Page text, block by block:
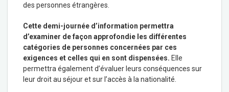
des personnes étrangères.
Cette demi-journée d’information permettra
d’examiner de façon approfondie les différentes
catégories de personnes concernées par ces
exigences et celles qui en sont dispensées. Elle
permettra également d’évaluer leurs conséquences sur
leur droit au séjour et sur l’accès à la nationalité.